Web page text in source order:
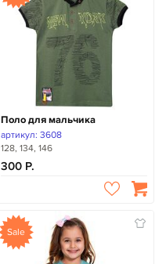
Поло для мальчика
артикул: 3608
128, 134, 146
300
Sale